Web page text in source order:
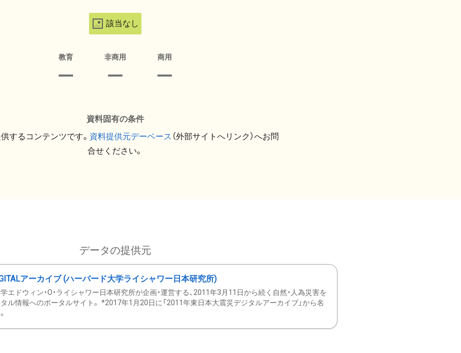
該当なし
教育 非商用 商用
資料固有の条件
するコンテンツです。 資料提供元デーベース （外部サイトへリンク）へお問
合せください。
データの提供元
アーカイブ (ハーバード大学ライシャワー日本研究所)
エドウィン・O・ライシャワー日本研究所が企画・運営する、2011年3月11日から続く自然・人為災害を
ル情報へのポータルサイト。 *2017年1月20日に「2011年東日本大震災デジタルアーカイブ」から名